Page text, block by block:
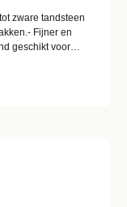
zware tandsteen
Fijner en
geschikt voor